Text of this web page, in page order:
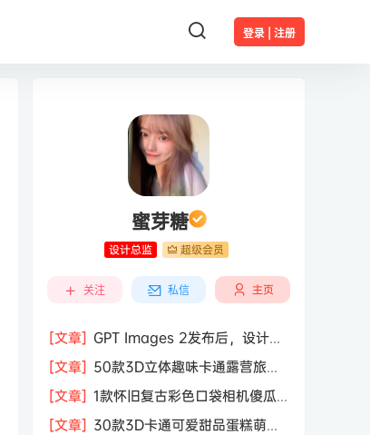
登录 | 注册
蜜芽糖
设计总监 超级会员
关注 私信 主页
[文章] GPT Images 2发布后，设计行
业的天真的塌了？
[文章] 50款3D立体趣味卡通露营旅行
度假旅游装备插图插画PNG免抠图片素
材图
[文章] 1款怀旧复古彩色口袋相机傻瓜
相机屏幕模型PSD模板样机效果图素材
[文章] 30款3D卡通可爱甜品蛋糕萌趣